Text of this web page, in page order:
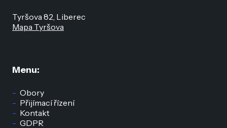
Menu:
Obory
Přijímací řízení
Kontakt
GDPR
Tyršova 82, Liberec
Mapa Tyršova